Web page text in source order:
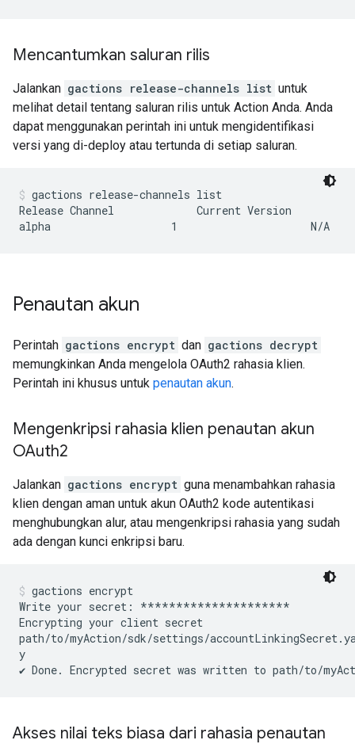
Mencantumkan saluran rilis
Jalankan gactions release-channels list untuk
melihat detail tentang saluran rilis untuk Action Anda. Anda
dapat menggunakan perintah ini untuk mengidentifikasi
versi yang di-deploy atau tertunda di setiap saluran.
gactions release-channels list
Release Channel             Current Version
Penautan akun
Perintah gactions encrypt dan gactions decrypt
memungkinkan Anda mengelola OAuth2 rahasia klien.
Perintah ini khusus untuk penautan akun.
Mengenkripsi rahasia klien penautan akun
OAuth2
Jalankan gactions encrypt guna menambahkan rahasia
klien dengan aman untuk akun OAuth2 kode autentikasi
menghubungkan alur, atau mengenkripsi rahasia yang sudah
ada dengan kunci enkripsi baru.
gactions encrypt
Write your secret: *********************
Encrypting your client secret
path/to/myAction/sdk/settings/
y
Akses nilai teks biasa dari rahasia penautan